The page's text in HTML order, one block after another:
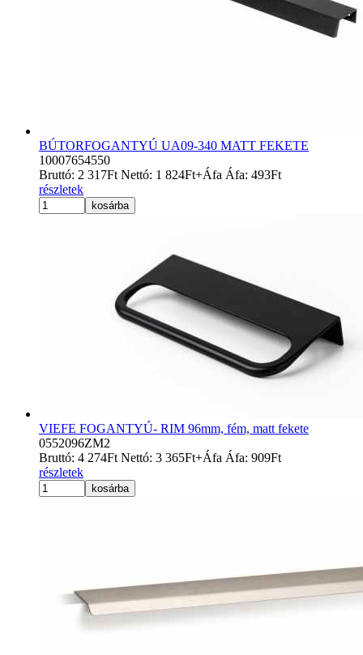
BÚTORFOGANTYÚ UA09-340 MATT FEKETE
10007654550
Bruttó: 2 317Ft Nettó: 1 824Ft+Áfa Áfa: 493Ft
részletek
kosárba
VIEFE FOGANTYÚ- RIM 96mm, fém, matt fekete
0552096ZM2
Bruttó: 4 274Ft Nettó: 3 365Ft+Áfa Áfa: 909Ft
részletek
kosárba